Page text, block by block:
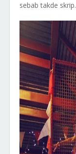
sebab takde skrip.